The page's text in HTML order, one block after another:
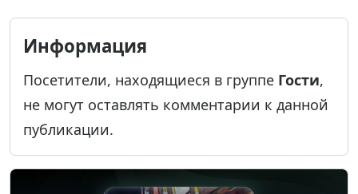
Информация
Посетители, находящиеся в группе Гости,
не могут оставлять комментарии к данной
публикации.